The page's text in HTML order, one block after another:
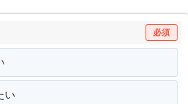
必須
い